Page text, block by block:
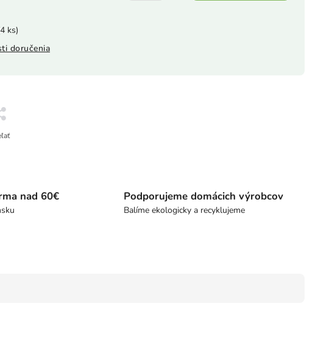
ks)
doručenia
nad 60€ Podporujeme domácich výrobcov
Balíme ekologicky a recyklujeme